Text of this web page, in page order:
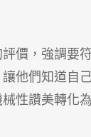
價，強調要
他們知道自
性讚美轉化